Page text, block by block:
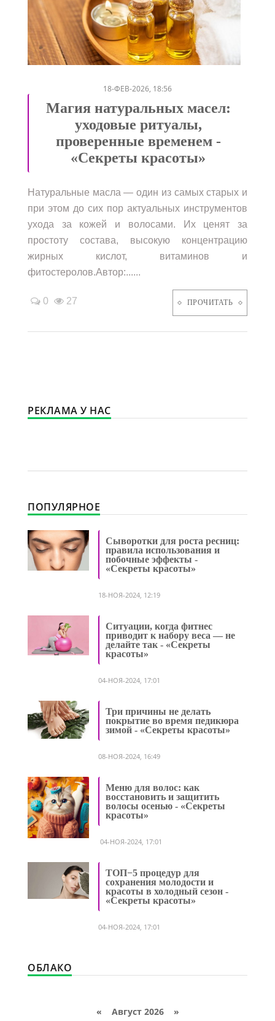
/
18-ФЕВ-2026, 18:56
Магия натуральных масел:
уходовые ритуалы,
проверенные временем -
«Секреты красоты»
Натуральные масла — один из самых старых и
при этом до сих пор актуальных инструментов
ухода за кожей и волосами. Их ценят за
простоту состава, высокую концентрацию
жирных кислот, витаминов и
фитостеролов.Автор:......
0 27 ПРОЧИТАТЬ
РЕКЛАМА У НАС
ПОПУЛЯРНОЕ
Сыворотки для роста ресниц:
правила использования и
побочные эффекты -
«Секреты красоты»
18-НОЯ-2024, 12:19
Ситуации, когда фитнес
приводит к набору веса — не
делайте так - «Секреты
красоты»
04-НОЯ-2024, 17:01
Три причины не делать
покрытие во время педикюра
зимой - «Секреты красоты»
08-НОЯ-2024, 16:49
Меню для волос: как
восстановить и защитить
волосы осенью - «Секреты
красоты»
04-НОЯ-2024, 17:01
ТОП−5 процедур для
сохранения молодости и
красоты в холодный сезон -
«Секреты красоты»
04-НОЯ-2024, 17:01
ОБЛАКО
« Август 2026 »